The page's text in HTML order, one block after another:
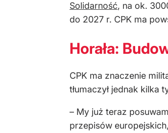
Solidarność, na ok.
do 2027 r. CPK ma
Horała:
CPK ma znaczenie
tłumaczył jednak kilka
– My już teraz
przepisów